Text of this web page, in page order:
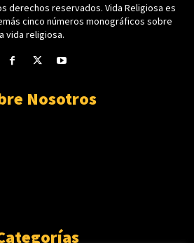
derechos reservados. Vida Religiosa es
cinco números monográficos sobre
vida religiosa.
Nosotros